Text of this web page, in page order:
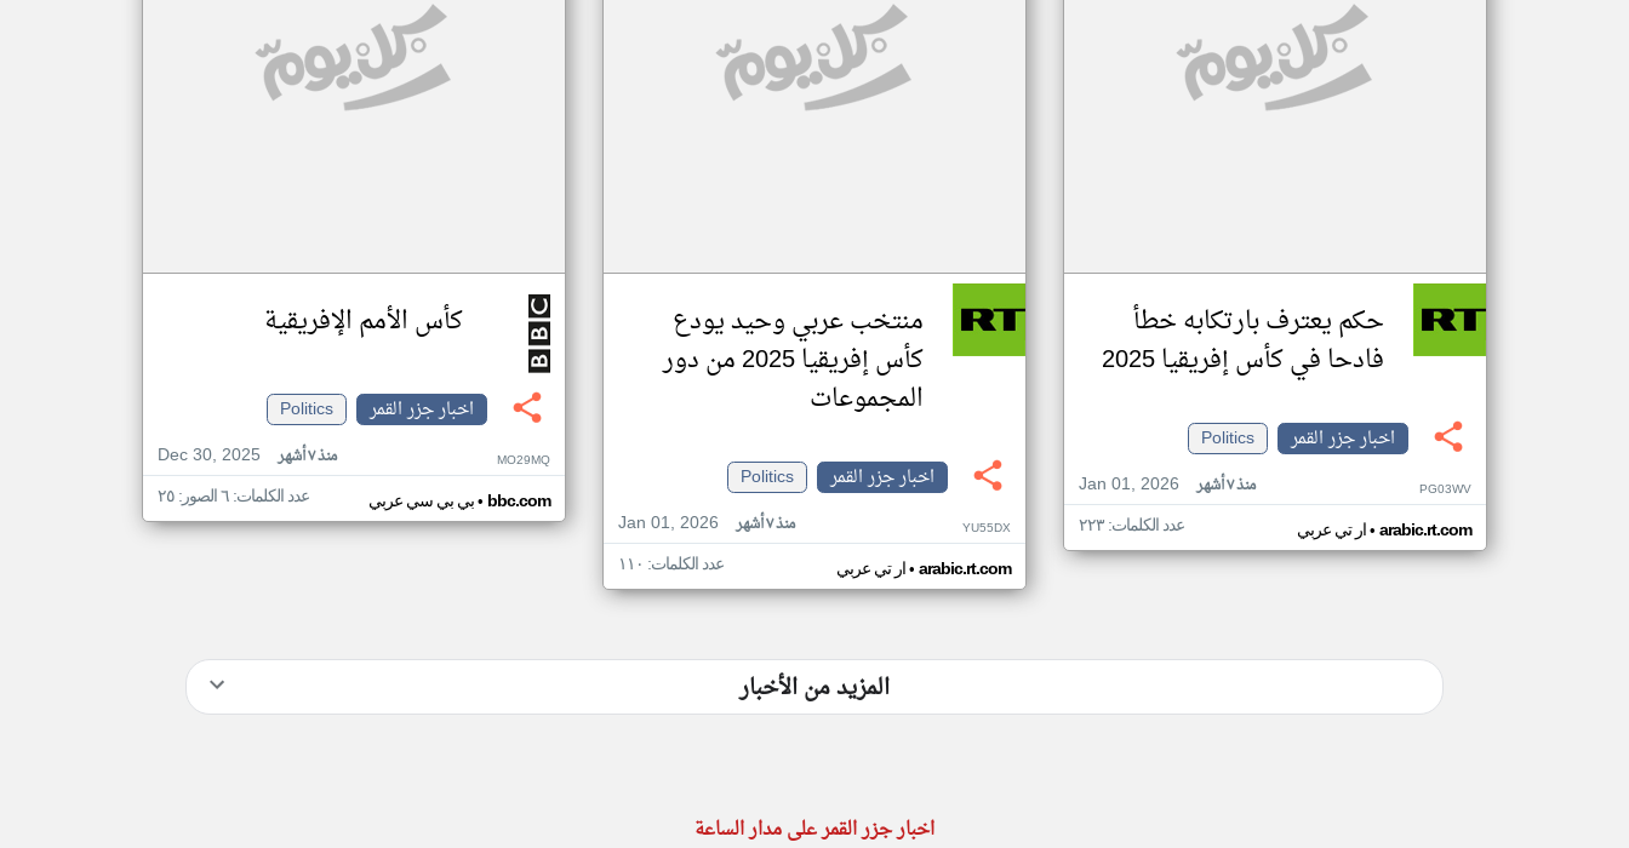
حكم يعترف بارتكابه خطأ
فادحا في كأس إفريقيا 2025
اخبار جزر القمر
Politics
Jan 01, 2026
منذ ٧ أشهر PG03WV
ار تي عربي• arabic.rt.com عدد الكلمات: ٢٢٣
منتخب عربي وحيد يودع
كأس إفريقيا 2025 من دور
المجموعات
اخبار جزر القمر
Politics
Jan 01, 2026
منذ ٧ أشهر YU55DX
ار تي عربي• arabic.rt.com عدد الكلمات: ١١٠
كأس الأمم الإفريقية
اخبار جزر القمر
Politics
Dec 30, 2025
منذ ٧ أشهر MO29MQ
بي بي سي عربي• bbc.com عدد الكلمات: ٦ الصور: ٢٥
المزيد من الأخبار
اخبار جزر القمر على مدار الساعة